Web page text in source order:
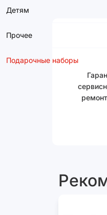
Детям
Прочее
Подарочные наборы